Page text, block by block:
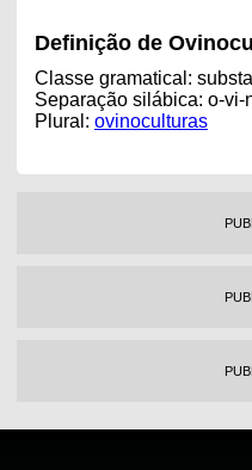
Definição de
Classe gramatical:
Separação silábica: o-vi-
Plural: ovinoculturas